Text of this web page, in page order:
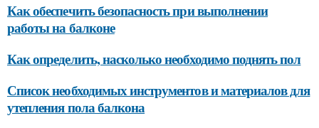
Как обеспечить безопасность при выполнении
работы на балконе
Как определить, насколько необходимо поднять пол
Список необходимых инструментов и материалов для
утепления пола балкона